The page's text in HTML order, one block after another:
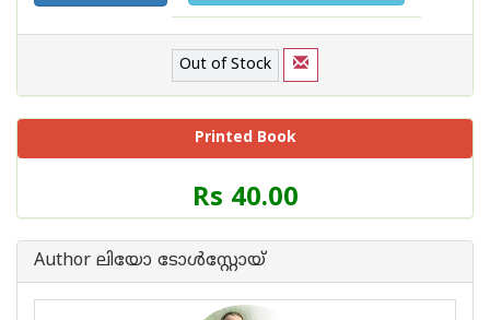
Out of Stock
Printed Book
Price
of
Book
Rs 40.00
Author ലിയോ ടോള്‍സ്റ്റോയ്